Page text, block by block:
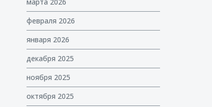
февраля 2026
января 2026
декабря 2025
ноября 2025
октября 2025